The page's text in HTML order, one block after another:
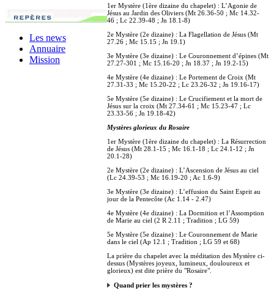
Les news
Annuaire
Mission
1er Mystère (1ère dizaine du chapelet) : L’Agonie de
Jésus au Jardin des Oliviers (Mt 26.36-50 ; Mc 14.32-
46 ; Lc 22.39-48 ; Jn 18.1-8)
2e Mystère (2e dizaine) : La Flagellation de Jésus (Mt
27.26 ; Mc 15.15 ; Jn 19.1)
3e Mystère (3e dizaine) : Le Couronnement d’épines (Mt
27.27-301 ; Mc 15.16-20 ; Jn 18.37 ; Jn 19.2-15)
4e Mystère (4e dizaine) : Le Portement de Croix (Mt
27.31-33 ; Mc 15.20-22 ; Lc 23.26-32 ; Jn 19.16-17)
5e Mystère (5e dizaine) : Le Crucifiement et la mort de
Jésus sur la croix (Mt 27.34-61 ; Mc 15.23-47 ; Lc
23.33-56 ; Jn 19.18-42)
Mystères glorieux du Rosaire
1er Mystère (1ère dizaine du chapelet) : La Résurrection
de Jésus (Mt 28.1-15 ; Mc 16.1-18 ; Lc 24.1-12 ; Jn
20.1-28)
2e Mystère (2e dizaine) : L’Ascension de Jésus au ciel
(Lc 24.39-53 ; Mc 16.19-20 ; Ac 1.6-9)
3e Mystère (3e dizaine) : L’effusion du Saint Esprit au
jour de la Pentecôte (Ac 1.14 - 2.47)
4e Mystère (4e dizaine) : La Dormition et l’Assomption
de Marie au ciel (2 R 2.11 ; Tradition ; LG 59)
5e Mystère (5e dizaine) : Le Couronnement de Marie
dans le ciel (Ap 12.1 ; Tradition ; LG 59 et 68)
La prière du chapelet avec la méditation des Mystère ci-
dessus (Mystères joyeux, lumineux, douloureux et
glorieux) est dite prière du "Rosaire".
Quand prier les mystères ?